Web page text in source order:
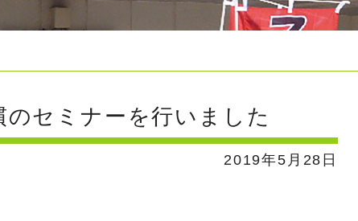
セミナーを行いました
2019年5月28日